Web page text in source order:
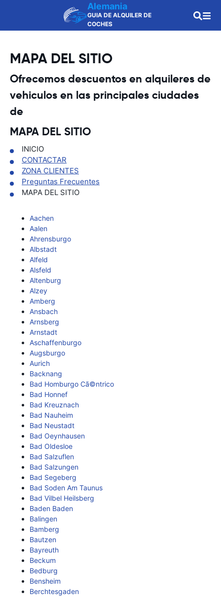
Alemania
GUIA DE ALQUILER DE
COCHES
MAPA DEL SITIO
Ofrecemos descuentos en alquileres de
vehiculos en las principales ciudades
de
MAPA DEL SITIO
INICIO
CONTACTAR
ZONA CLIENTES
Preguntas Frecuentes
MAPA DEL SITIO
Aachen
Aalen
Ahrensburgo
Albstadt
Alfeld
Alsfeld
Altenburg
Alzey
Amberg
Ansbach
Arnsberg
Arnstadt
Aschaffenburgo
Augsburgo
Aurich
Backnang
Bad Homburgo Cã©ntrico
Bad Honnef
Bad Kreuznach
Bad Nauheim
Bad Neustadt
Bad Oeynhausen
Bad Oldesloe
Bad Salzuflen
Bad Salzungen
Bad Segeberg
Bad Soden Am Taunus
Bad Vilbel Heilsberg
Baden Baden
Balingen
Bamberg
Bautzen
Bayreuth
Beckum
Bedburg
Bensheim
Berchtesgaden